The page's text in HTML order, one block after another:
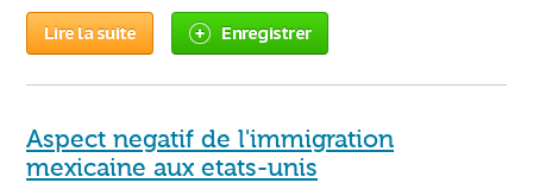
Lire la suite Enregistrer
Aspect negatif de l'immigration
mexicaine aux etats-unis